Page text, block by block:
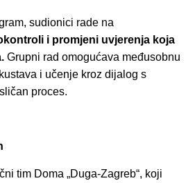
sudionici rade na
i promjeni uvjerenja koja
Grupni rad omogućava međusobnu
i učenje kroz dijalog s
proces.
tim Doma „Duga-Zagreb“, koji